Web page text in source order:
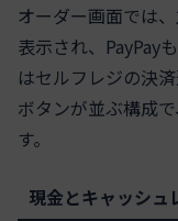
オーダー画面では
表示され、PayPay
はセルフレジの決
ボタンが並ぶ構成
す。
現金とキャッシュ